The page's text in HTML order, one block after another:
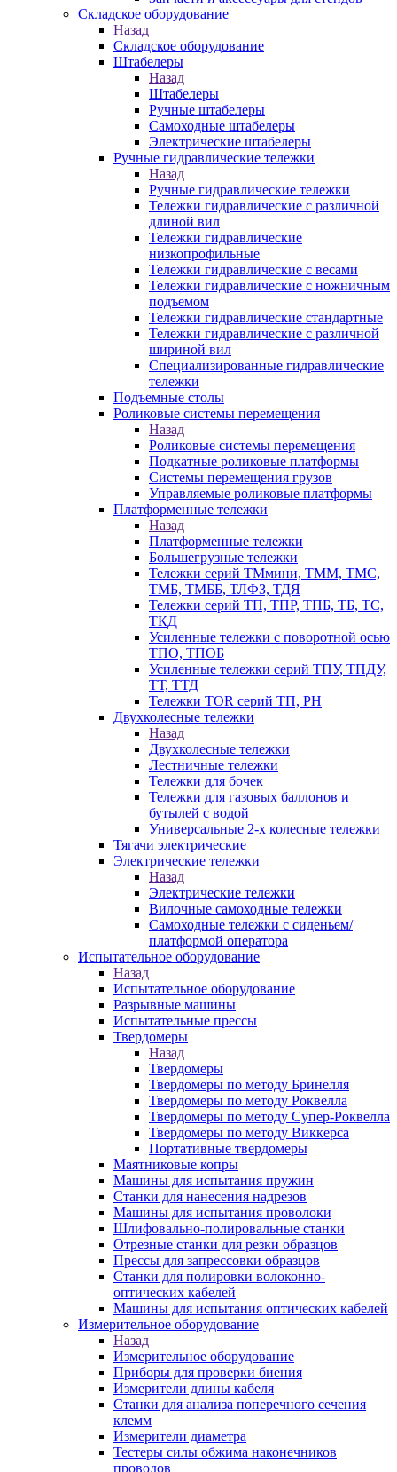
Складское оборудование
Назад
Складское оборудование
Штабелеры
Назад
Штабелеры
Ручные штабелеры
Самоходные штабелеры
Электрические штабелеры
Ручные гидравлические тележки
Назад
Ручные гидравлические тележки
Тележки гидравлические с различной
длиной вил
Тележки гидравлические
низкопрофильные
Тележки гидравлические с весами
Тележки гидравлические с ножничным
подъемом
Тележки гидравлические стандартные
Тележки гидравлические с различной
шириной вил
Специализированные гидравлические
тележки
Подъемные столы
Роликовые системы перемещения
Назад
Роликовые системы перемещения
Подкатные роликовые платформы
Системы перемещения грузов
Управляемые роликовые платформы
Платформенные тележки
Назад
Платформенные тележки
Большегрузные тележки
Тележки серий ТМмини, ТММ, ТМС,
ТМБ, ТМББ, ТЛФЗ, ТДЯ
Тележки серий ТП, ТПР, ТПБ, ТБ, ТС,
ТКД
Усиленные тележки с поворотной осью
ТПО, ТПОБ
Усиленные тележки серий ТПУ, ТПДУ,
ТТ, ТТД
Тележки TOR серий ТП, PH
Двухколесные тележки
Назад
Двухколесные тележки
Лестничные тележки
Тележки для бочек
Тележки для газовых баллонов и
бутылей с водой
Универсальные 2-х колесные тележки
Тягачи электрические
Электрические тележки
Назад
Электрические тележки
Вилочные самоходные тележки
Самоходные тележки с сиденьем/
платформой оператора
Испытательное оборудование
Назад
Испытательное оборудование
Разрывные машины
Испытательные прессы
Твердомеры
Назад
Твердомеры
Твердомеры по методу Бринелля
Твердомеры по методу Роквелла
Твердомеры по методу Супер-Роквелла
Твердомеры по методу Виккерса
Портативные твердомеры
Маятниковые копры
Машины для испытания пружин
Станки для нанесения надрезов
Машины для испытания проволоки
Шлифовально-полировальные станки
Отрезные станки для резки образцов
Прессы для запрессовки образцов
Станки для полировки волоконно-
оптических кабелей
Машины для испытания оптических кабелей
Измерительное оборудование
Назад
Измерительное оборудование
Приборы для проверки биения
Измерители длины кабеля
Станки для анализа поперечного сечения
клемм
Измерители диаметра
Тестеры силы обжима наконечников
проводов